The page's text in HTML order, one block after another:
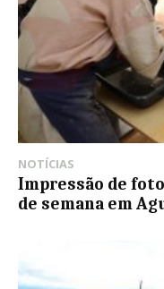
NOTÍCIAS
Impressão de
de semana em